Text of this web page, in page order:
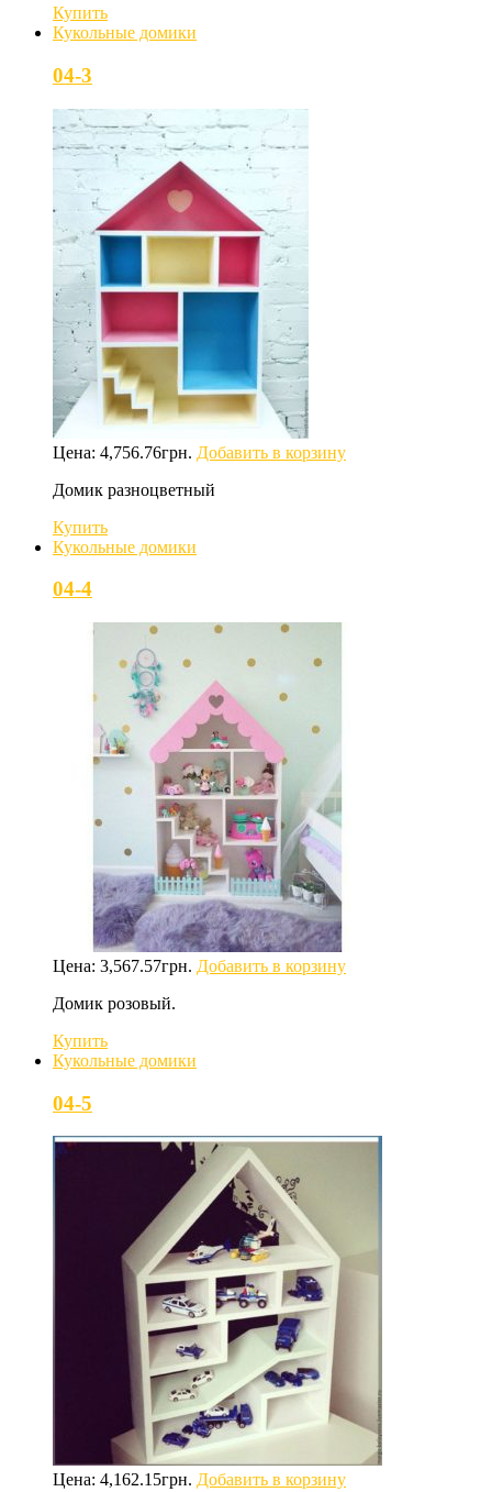
Купить
Кукольные домики
04-3
Цена: 4,756.76грн. Добавить в корзину
Домик разноцветный
Купить
Кукольные домики
04-4
Цена: 3,567.57грн. Добавить в корзину
Домик розовый.
Купить
Кукольные домики
04-5
Цена: 4,162.15грн. Добавить в корзину